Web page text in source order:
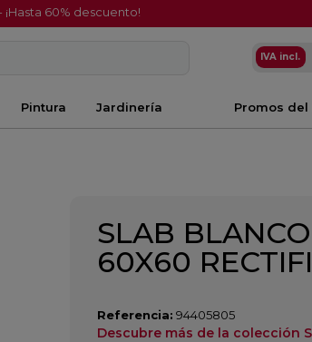
60% descuento!
IVA incl.
Pintura Jardinería Promos del
SLAB
60X60
Referencia: 94405805
Descubre más de la colección